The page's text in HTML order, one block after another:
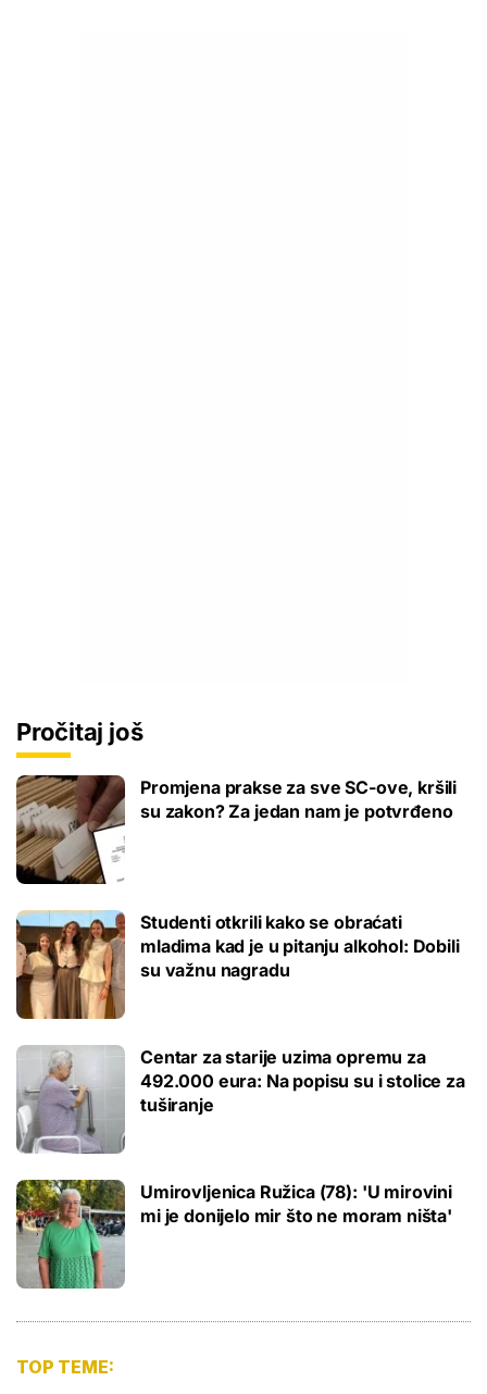
Pročitaj još
Promjena prakse za sve SC-ove, kršili
su zakon? Za jedan nam je potvrđeno
Studenti otkrili kako se obraćati
mladima kad je u pitanju alkohol: Dobili
su važnu nagradu
Centar za starije uzima opremu za
492.000 eura: Na popisu su i stolice za
tuširanje
Umirovljenica Ružica (78): 'U mirovini
mi je donijelo mir što ne moram ništa'
TOP TEME: